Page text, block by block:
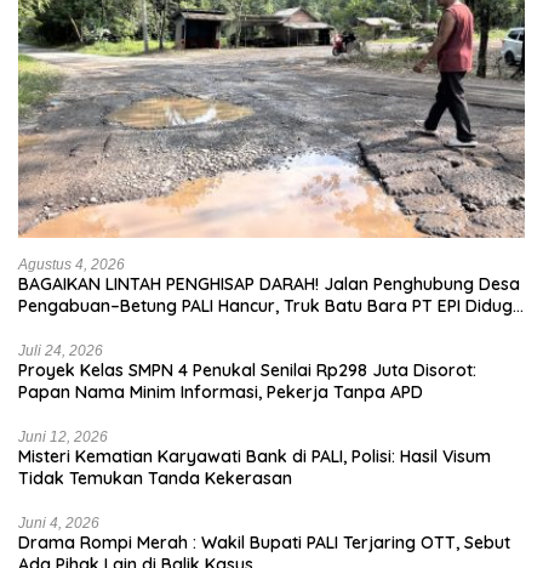
Agustus 4, 2026
BAGAIKAN LINTAH PENGHISAP DARAH! Jalan Penghubung Desa
Pengabuan–Betung PALI Hancur, Truk Batu Bara PT EPI Diduga
Juli 24, 2026
Proyek Kelas SMPN 4 Penukal Senilai Rp298 Juta Disorot:
Papan Nama Minim Informasi, Pekerja Tanpa APD
Juni 12, 2026
Misteri Kematian Karyawati Bank di PALI, Polisi: Hasil Visum
Tidak Temukan Tanda Kekerasan
Juni 4, 2026
Drama Rompi Merah : Wakil Bupati PALI Terjaring OTT, Sebut